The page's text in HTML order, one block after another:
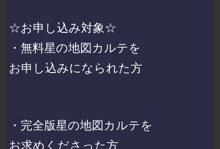
☆お申し込み対象☆
・無料星の地図カルテを
お申し込みになられた方
・完全版星の地図カルテを
お求めくださった方